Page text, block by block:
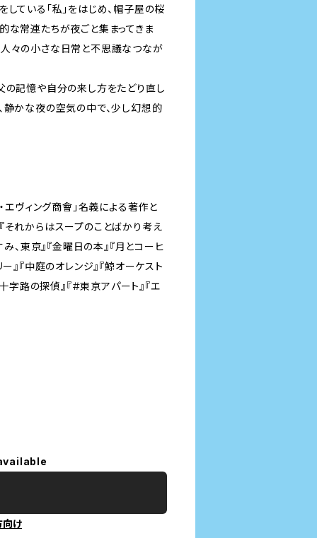
ている「私」をはじめ、帽子屋の桜
な常連たちが夜ごと集まってきま
々の小さな日常と不思議なつなが
の記憶や自分の来し方をたどり直し
静かな夜の空気の中で、少し幻想的
エヴィング商會」名義による著作と
それからはスープのことばかり考え
、東京』『金曜日の本』『月とコーヒ
』『中庭のオレンジ』『鯨オーケスト
字路の探偵』『＃東京アパート』『エ
向け